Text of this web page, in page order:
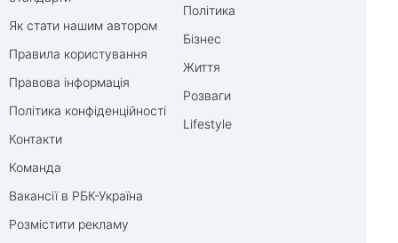
Як стати нашим автором
Правила користування
Правова інформація
Політика конфіденційності
Контакти
Команда
Вакансії в РБК-Україна
Розмістити рекламу
Політика
Бізнес
Життя
Розваги
Lifestyle